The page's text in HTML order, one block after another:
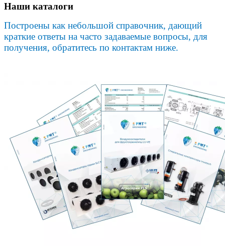
Наши каталоги
Построены как небольшой справочник, дающий
краткие ответы на часто задаваемые вопросы, для
получения, обратитесь по контактам ниже.